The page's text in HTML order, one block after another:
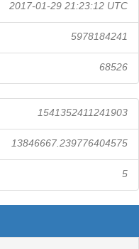
2017-01-29 21:23:12 UTC
5978184241
68526
1541352411241903
13846667.239776404575
5